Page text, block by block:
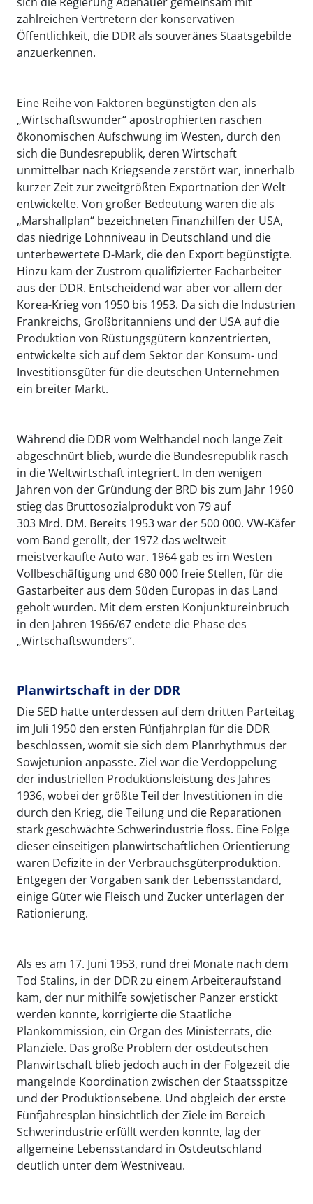
zahlreichen Vertretern der konservativen
Öffentlichkeit, die DDR als souveränes Staatsgebilde
anzuerkennen.
Eine Reihe von Faktoren begünstigten den als
„Wirtschaftswunder“ apostrophierten raschen
ökonomischen Aufschwung im Westen, durch den
sich die Bundesrepublik, deren Wirtschaft
unmittelbar nach Kriegsende zerstört war, innerhalb
kurzer Zeit zur zweitgrößten Exportnation der Welt
entwickelte. Von großer Bedeutung waren die als
„Marshallplan“ bezeichneten Finanzhilfen der USA,
das niedrige Lohnniveau in Deutschland und die
unterbewertete D-Mark, die den Export begünstigte.
Hinzu kam der Zustrom qualifizierter Facharbeiter
aus der DDR. Entscheidend war aber vor allem der
Korea-Krieg von 1950 bis 1953. Da sich die Industrien
Frankreichs, Großbritanniens und der USA auf die
Produktion von Rüstungsgütern konzentrierten,
entwickelte sich auf dem Sektor der Konsum- und
Investitionsgüter für die deutschen Unternehmen
ein breiter Markt.
Während die DDR vom Welthandel noch lange Zeit
abgeschnürt blieb, wurde die Bundesrepublik rasch
in die Weltwirtschaft integriert. In den wenigen
Jahren von der Gründung der BRD bis zum Jahr 1960
stieg das Bruttosozialprodukt von 79 auf
303 Mrd. DM. Bereits 1953 war der 500 000. VW-Käfer
vom Band gerollt, der 1972 das weltweit
meistverkaufte Auto war. 1964 gab es im Westen
Vollbeschäftigung und 680 000 freie Stellen, für die
Gastarbeiter aus dem Süden Europas in das Land
geholt wurden. Mit dem ersten Konjunktureinbruch
in den Jahren 1966/67 endete die Phase des
„Wirtschaftswunders“.
Planwirtschaft in der DDR
Die SED hatte unterdessen auf dem dritten Parteitag
im Juli 1950 den ersten Fünfjahrplan für die DDR
beschlossen, womit sie sich dem Planrhythmus der
Sowjetunion anpasste. Ziel war die Verdoppelung
der industriellen Produktionsleistung des Jahres
1936, wobei der größte Teil der Investitionen in die
durch den Krieg, die Teilung und die Reparationen
stark geschwächte Schwerindustrie floss. Eine Folge
dieser einseitigen planwirtschaftlichen Orientierung
waren Defizite in der Verbrauchsgüterproduktion.
Entgegen der Vorgaben sank der Lebensstandard,
einige Güter wie Fleisch und Zucker unterlagen der
Rationierung.
Als es am 17. Juni 1953, rund drei Monate nach dem
Tod Stalins, in der DDR zu einem Arbeiteraufstand
kam, der nur mithilfe sowjetischer Panzer erstickt
werden konnte, korrigierte die Staatliche
Plankommission, ein Organ des Ministerrats, die
Planziele. Das große Problem der ostdeutschen
Planwirtschaft blieb jedoch auch in der Folgezeit die
mangelnde Koordination zwischen der Staatsspitze
und der Produktionsebene. Und obgleich der erste
Fünfjahresplan hinsichtlich der Ziele im Bereich
Schwerindustrie erfüllt werden konnte, lag der
allgemeine Lebensstandard in Ostdeutschland
deutlich unter dem Westniveau.